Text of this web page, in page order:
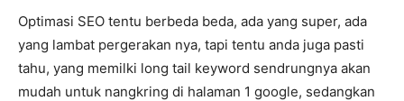
Optimasi SEO tentu berbeda beda, ada yang super, ada
yang lambat pergerakan nya, tapi tentu anda juga pasti
tahu, yang memilki long tail keyword sendrungnya akan
mudah untuk nangkring di halaman 1 google, sedangkan